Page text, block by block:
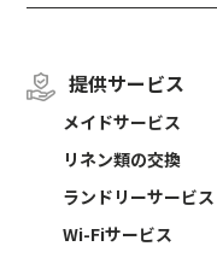
提供サービス
メイドサービス
リネン類の交換
ランドリーサービス
Wi-Fiサービス